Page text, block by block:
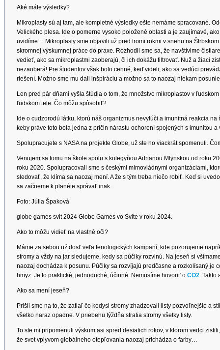
Aké máte výsledky?
Mikroplasty sú aj tam, ale kompletné výsledky ešte nemáme spracované.
Velického plesa. Ide o pomerne vysoko položené oblasti a je zaujímavé,
uvidíme… Mikroplasty sme objavili už pred tromi rokmi v snehu na
skromnej výskumnej práce do praxe. Rozhodli sme sa, že navštívime
vedieť, ako sa mikroplastmi zaoberajú, či ich dokážu filtrovať. Nuž a žiaci
nezaoberá! Pre študentov však bolo cenné, keď videli, ako sa vedúci
riešení. Možno sme mu dali inšpiráciu a možno sa to naozaj niekam
Len pred pár dňami vyšla štúdia o tom, že množstvo mikroplastov v
ľudskom tele. Čo môžu spôsobiť?
Ide o cudzorodú látku, ktorú náš organizmus nevylúči a imunitná reakcia
keby práve toto bola jedna z príčin nárastu ochorení spojených s imunitou
Spolupracujete s NASA na projekte Globe, už ste ho viackrát spomenuli.
Venujem sa tomu na škole spolu s kolegyňou Adrianou Mlynskou od roku
roku 2020. Spolupracovali sme s českými mimovládnymi organizáciami,
sledovať, že klíma sa naozaj mení. A že s tým treba niečo robiť. Keď si
sa začneme k planéte správať inak.
Foto: Júlia Špaková
globe games svit 2024 Globe Games vo Svite v roku 2024.
Ako to môžu vidieť na vlastné oči?
Máme za sebou už dosť veľa fenologických kampaní, kde pozorujeme
stromy a vždy na jar sledujeme, kedy sa púčiky rozvinú. Na jeseň si
naozaj dochádza k posunu. Púčiky sa rozvíjajú predčasne a rozkolísaný je
hmyz. Je to praktické, jednoduché, účinné. Nemusíme hovoriť o CO2. Takto
Ako sa mení jeseň?
Prišli sme na to, že zatiaľ čo kedysi stromy zhadzovali listy pozvoľnejšie a
všetko naraz opadne. V priebehu týždňa stratia stromy všetky listy.
To ste mi pripomenuli výskum asi spred desiatich rokov, v ktorom vedci
že svet vplyvom globálneho otepľovania naozaj prichádza o farby…